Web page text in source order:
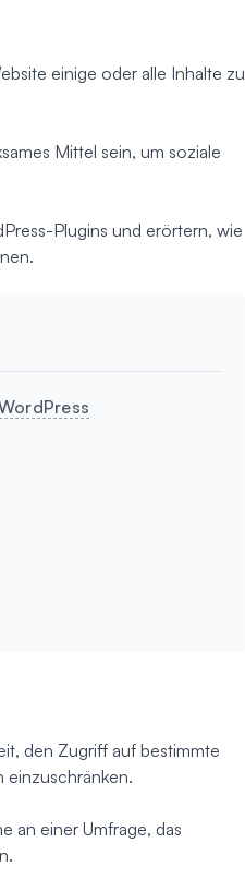
einige oder alle Inhalte zu
Mittel sein, um soziale
Plugins und erörtern, wie
den Zugriff auf bestimmte
einzuschränken.
an einer Umfrage, das